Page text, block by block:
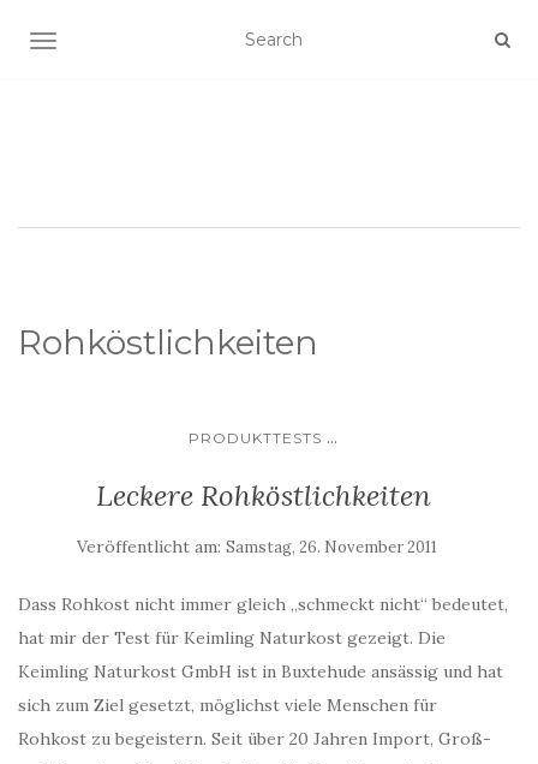
SCHALTE NAVIGATION
Rohköstlichkeiten
PRODUKTTESTS ...
Leckere Rohköstlichkeiten
Veröffentlicht am: Samstag, 26. November 2011
Dass Rohkost nicht immer gleich „schmeckt nicht“ bedeutet,
hat mir der Test für Keimling Naturkost gezeigt. Die
Keimling Naturkost GmbH ist in Buxtehude ansässig und hat
sich zum Ziel gesetzt, möglichst viele Menschen für
Rohkost zu begeistern. Seit über 20 Jahren Import, Groß-